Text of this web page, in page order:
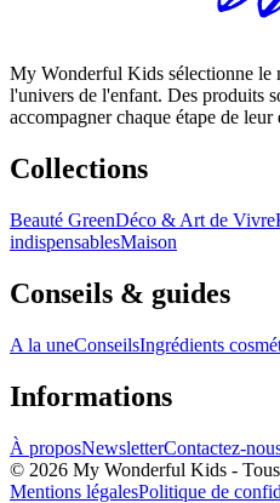
My Wonderful Kids sélectionne le
l'univers de l'enfant. Des produits
accompagner chaque étape de
Collections
Beauté GreenDéco & Art de Vivre
indispensablesMaison
Conseils & guides
A la uneConseilsIngrédients
Informations
À proposNewsletterContactez-
© 2026 My Wonderful Kids - Tous
Mentions légalesPolitique de